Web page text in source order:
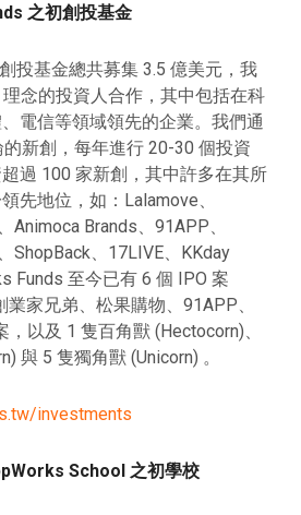
之初創投基金
投基金總共募集 3.5 億美元，我
念的投資人合作，其中包括在科
電信等領域領先的企業。我們通
新創，每年進行 20-30 個投資
過 100 家新創，其中許多在其所
先地位，如：Lalamove、
Animoca Brands、91APP、
ShopBack、17LIVE、KKday
Funds 至今已有 6 個 IPO 案
家兄弟、松果購物、91APP、
，以及 1 隻百角獸 (Hectocorn)、
與 5 隻獨角獸 (Unicorn) 。
investments
School 之初學校